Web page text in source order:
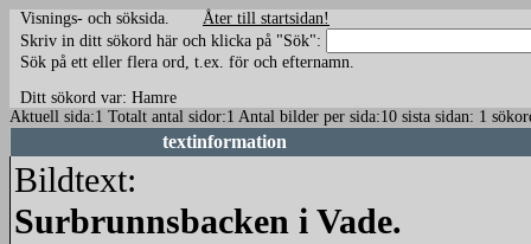
Visnings- och söksida. Åter till startsidan!
Skriv in ditt sökord här och klicka på "Sök":
Sök på ett eller flera ord, t.ex. för och efternamn.
Ditt sökord var: Hamre
Aktuell sida:1 Totalt antal sidor:1 Antal bilder per sida:10 sista sidan: 1
textinformation
Bildtext:
Surbrunnsbacken i Vade.